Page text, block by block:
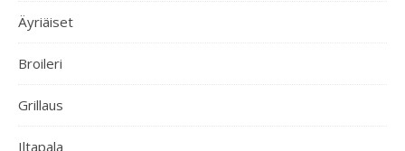
Äyriäiset
Broileri
Grillaus
Iltapala